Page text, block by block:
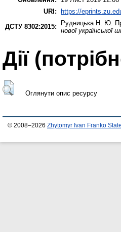
URI:
https://
ДСТУ 8302:2015:
Рудницька Н. Ю.
нової української
Дії
Оглянути опис ресурсу
© 2008–2026 Zhytomyr Ivan Franko